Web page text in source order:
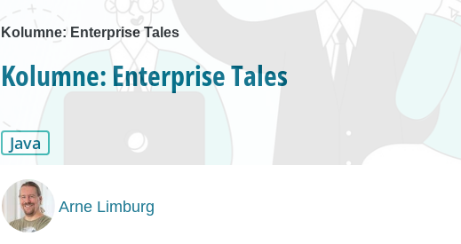
Kolumne: Enterprise Tales
Kolumne: Enterprise Tales
Java
Arne Limburg